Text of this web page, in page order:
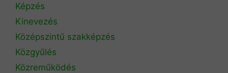
Képzés
Kinevezés
Középszintű szakképzés
Közgyűlés
Közreműködés